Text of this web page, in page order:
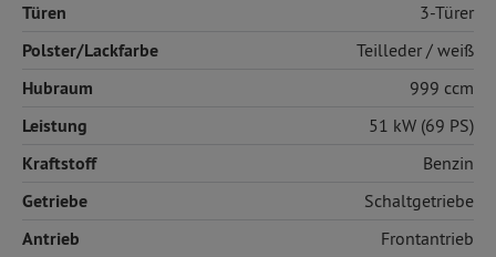
Türen 3-Türer
Polster/Lackfarbe Teilleder / weiß
Hubraum 999 ccm
Leistung 51 kW (69 PS)
Kraftstoff Benzin
Getriebe Schaltgetriebe
Antrieb Frontantrieb